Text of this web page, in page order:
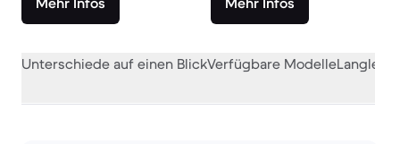
Unterschiede auf einen BlickVerfügbare Modelle